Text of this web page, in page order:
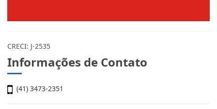
CRECI: J-2535
Informações de Contato
(41) 3473-2351